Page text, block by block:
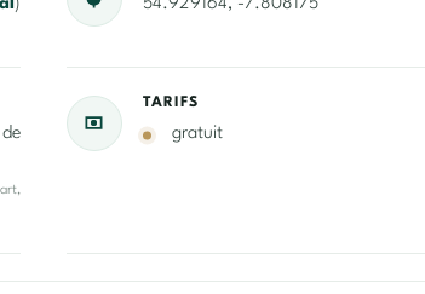
)
54.929164, -7.808175
TARIFS
gratuit